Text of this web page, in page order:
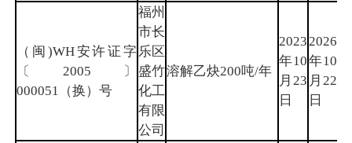
（闽)WH安许证字
〔2005〕
000051（换）号
福州
市长
乐区
盛竹
化工
有限
公司
溶解乙炔200吨/年
2023
年10
月23
日
2026
年10
月22
日